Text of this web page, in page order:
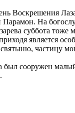
Воскрешения
На
суббота
является
частицу
сооружен